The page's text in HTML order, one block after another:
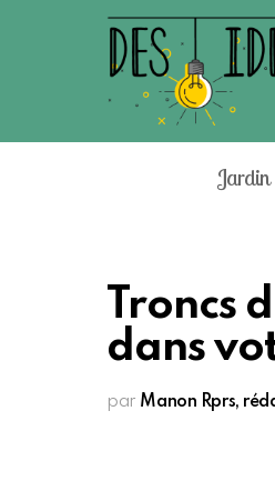
Jardin
Troncs
dans
par Manon Rprs,